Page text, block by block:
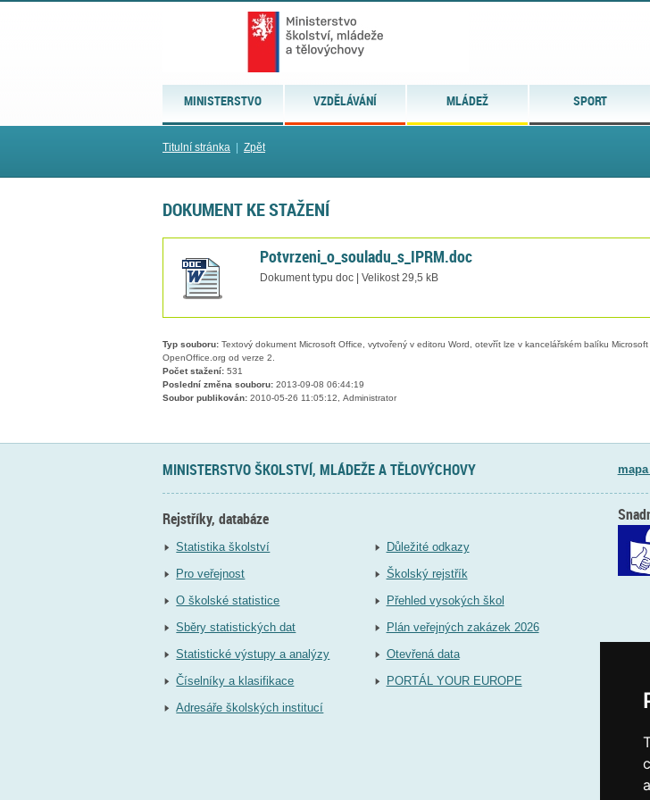
MINISTERSTVO VZDĚLÁVÁNÍ MLÁDEŽ SPORT
Titulní stránka Zpět
DOKUMENT KE STAŽENÍ
Potvrzeni_o_souladu_s_IPRM.doc
Dokument typu doc | Velikost 29,5 kB
Typ souboru: Textový dokument Microsoft Office, vytvořený v editoru Word, otevřít lze v kancelářském balíku
OpenOffice.org od verze 2.
Počet stažení: 531
Poslední změna souboru: 2013-09-08 06:44:19
Soubor publikován: 2010-05-26 11:05:12, Administrator
MINISTERSTVO ŠKOLSTVÍ, MLÁDEŽE A TĚLOVÝCHOVY
Rejstříky, databáze
Statistika školství
Pro veřejnost
O školské statistice
Sběry statistických dat
Statistické výstupy a analýzy
Číselníky a klasifikace
Adresáře školských institucí
Důležité odkazy
Školský rejstřík
Přehled vysokých škol
Plán veřejných zakázek 2026
Otevřená data
PORTÁL YOUR EUROPE